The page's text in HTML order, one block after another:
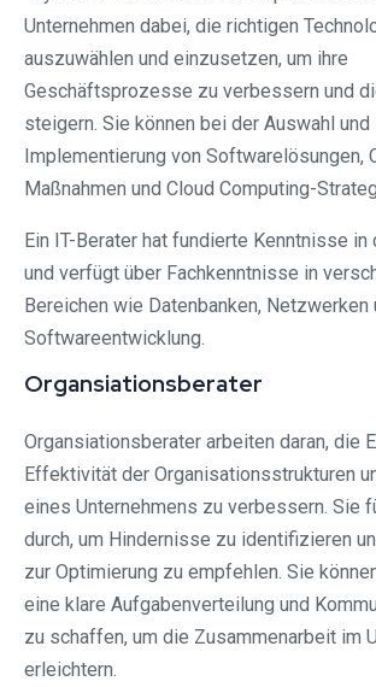
Unternehmen dabei, die richtigen
auszuwählen und einzusetzen, um ihre
Geschäftsprozesse zu verbessern und
steigern. Sie können bei der Auswahl und
Implementierung von Softwarelösungen,
Maßnahmen und Cloud Computing-
Ein IT-Berater hat fundierte Kenntnisse in
und verfügt über Fachkenntnisse in
Bereichen wie Datenbanken, Netzwerken
Softwareentwicklung.
Organsiationsberater
Organsiationsberater arbeiten daran, die
Effektivität der Organisationsstrukturen
eines Unternehmens zu verbessern. Sie
durch, um Hindernisse zu identifizieren
zur Optimierung zu empfehlen. Sie
eine klare Aufgabenverteilung und
zu schaffen, um die Zusammenarbeit im
erleichtern.